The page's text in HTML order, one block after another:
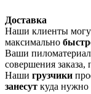
Доставка
Наши клиенты
максимально
Ваши
совершения заказа,
Наши грузчики
занесут куда нужно